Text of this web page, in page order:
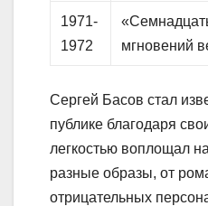
1971-
1972
мгновений
Сергей Басов стал
публике благодаря
легкостью воплощал
разные образы, от
отрицательных